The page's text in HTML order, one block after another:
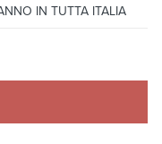
IN TUTTA ITALIA